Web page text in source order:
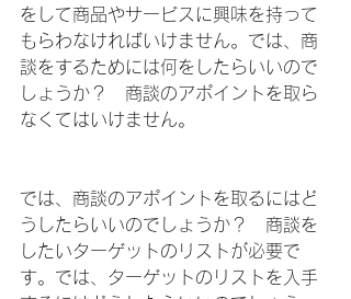
をして商品やサービスに興味を持って
もらわなければいけません。では、商
談をするためには何をしたらいいので
しょうか？　商談のアポイントを取ら
なくてはいけません。
では、商談のアポイントを取るにはど
うしたらいいのでしょうか？　商談を
したいターゲットのリストが必要で
す。では、ターゲットのリストを入手